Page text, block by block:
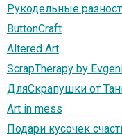
Рукодельные
ButtonCraft
Altered Art
ScrapTherapy by
ДляСкрапушки от
Art in mess
Подари кусочек